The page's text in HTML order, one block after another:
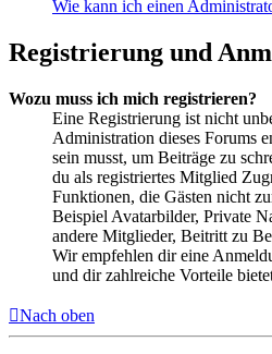
Wie kann ich einen
Registrierung und
Wozu muss ich mich registrieren?
Eine Registrierung ist nicht
Administration dieses Forums
sein musst, um Beiträge zu
du als registriertes Mitglied
Funktionen, die Gästen nicht
Beispiel Avatarbilder, Private
andere Mitglieder, Beitritt zu
Wir empfehlen dir eine
und dir zahlreiche Vorteile
Nach oben